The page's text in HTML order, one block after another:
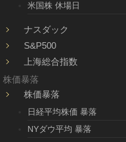
米国株 休場日
ナスダック
S&P500
上海総合指数
株価暴落
株価暴落
日経平均株価 暴落
NYダウ平均 暴落